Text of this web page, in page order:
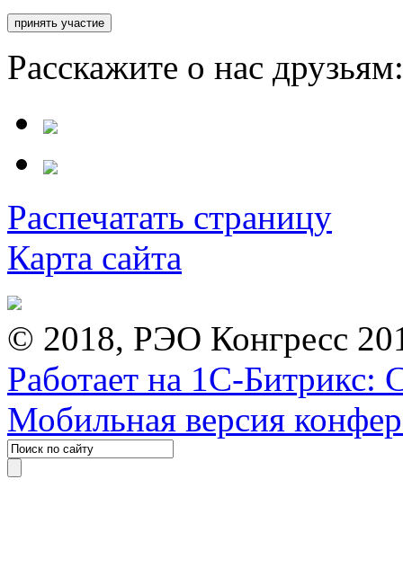
Расскажите о нас
Распечатать страницу
Карта сайта
© 2018, РЭО Конгресс
Работает на 1С-Битрикс:
Мобильная версия